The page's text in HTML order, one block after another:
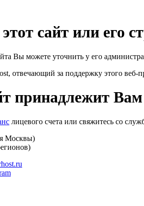
сайт или его
Вы можете уточнить у его
отвечающий за поддержку этого веб-
принадлежит Вам
лицевого счета или свяжитесь со
Москвы)